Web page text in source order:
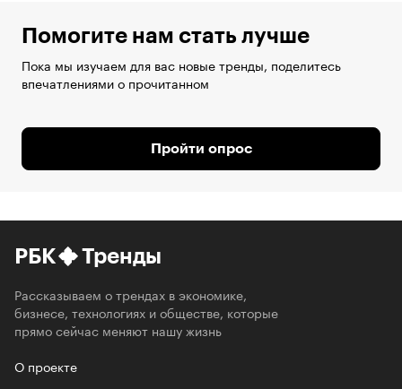
Помогите нам стать лучше
Пока мы изучаем для вас новые тренды, поделитесь
впечатлениями о прочитанном
Пройти опрос
РБК Тренды
Рассказываем о трендах в экономике,
бизнесе, технологиях и обществе, которые
прямо сейчас меняют нашу жизнь
О проекте